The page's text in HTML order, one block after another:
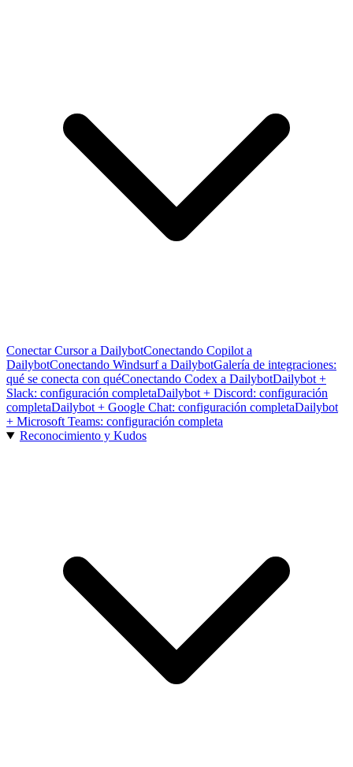
Conectar Cursor a DailybotConectando Copilot a
DailybotConectando Windsurf a DailybotGalería de integraciones:
qué se conecta con quéConectando Codex a DailybotDailybot +
Slack: configuración completaDailybot + Discord: configuración
completaDailybot + Google Chat: configuración completaDailybot
+ Microsoft Teams: configuración completa
Reconocimiento y Kudos